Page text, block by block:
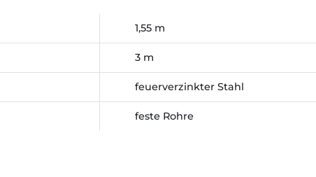
1,55 m
3 m
feuerverzinkter Stahl
feste Rohre